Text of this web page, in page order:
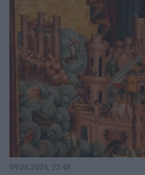
09.08.2026, 22:48